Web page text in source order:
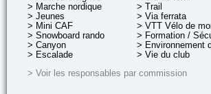
> Marche nordique
> Jeunes
> Mini CAF
> Snowboard rando
> Canyon
> Escalade
> Trail
> Via ferrata
> VTT Vélo de
> Formation /
> Environnement
> Vie du club
> Voir les responsables par commission